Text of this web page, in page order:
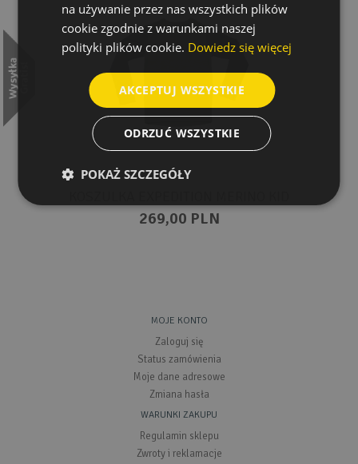
269,00 PLN
MOJE KONTO
Zaloguj się
Status zamówienia
Moje dane adresowe
Zmiana hasła
WARUNKI ZAKUPU
Regulamin sklepu
Zwroty i reklamacje
na używanie przez nas wszystkich plików
cookie zgodnie z warunkami naszej
polityki plików cookie. Dowiedz się więcej
AKCEPTUJ WSZYSTKIE
ODRZUĆ WSZYSTKIE
POKAŻ SZCZEGÓŁY